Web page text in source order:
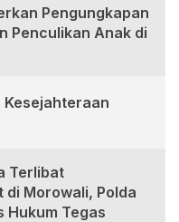
Pengungkapan
Penculikan Anak di
Kesejahteraan
Terlibat
di Morowali, Polda
Hukum Tegas